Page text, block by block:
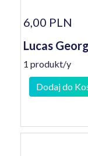
6,00 PLN
Lucas
1 produkt/y
Dodaj do